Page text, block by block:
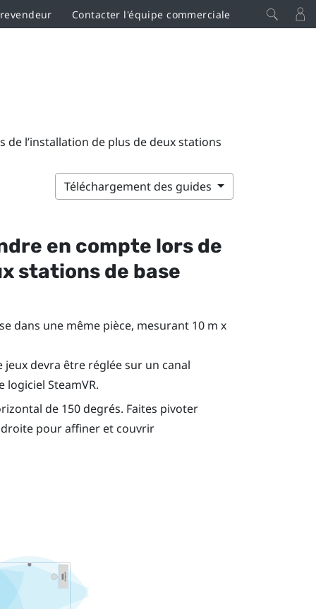
Contacter l'équipe commerciale
l’installation de plus de deux stations
Téléchargement des guides
en compte lors de
stations de base
dans une même pièce, mesurant 10 m x
jeux devra être réglée sur un canal
logiciel SteamVR.
de 150 degrés. Faites pivoter
droite pour affiner et couvrir